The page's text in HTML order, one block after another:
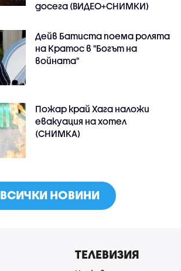
досега (ВИДЕО+СНИМКИ)
Дейв Батиста поема ролята
на Кратос в "Богът на
войната"
Пожар край Хага наложи
евакуация на хотел
(СНИМКА)
ВСИЧКИ НОВИНИ
ТЕЛЕВИЗИЯ